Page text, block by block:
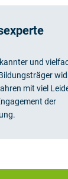
und
mit viel
der